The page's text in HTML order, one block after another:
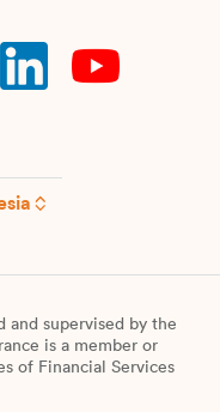
and supervised by the
is a member or
of Financial Services